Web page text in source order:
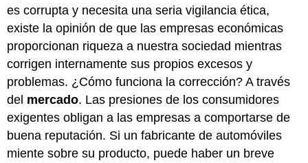
es corrupta y necesita una seria vigilancia ética,
existe la opinión de que las empresas económicas
proporcionan riqueza a nuestra sociedad mientras
corrigen internamente sus propios excesos y
problemas. ¿Cómo funciona la corrección? A través
del mercado. Las presiones de los consumidores
exigentes obligan a las empresas a comportarse de
buena reputación. Si un fabricante de automóviles
miente sobre su producto, puede haber un breve